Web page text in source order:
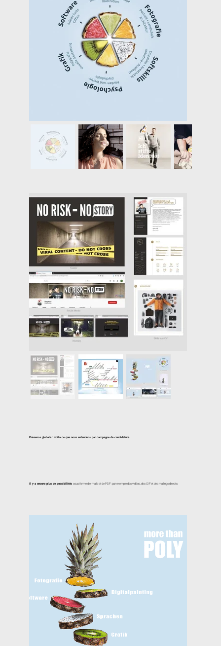
Présence globale : voilà ce que nous entendons par campagne de candidature.
Il y a encore plus de possibilitéssous forme d'e-mails et de PDF : par exemple des vidéos, des GIF et des mailings directs.